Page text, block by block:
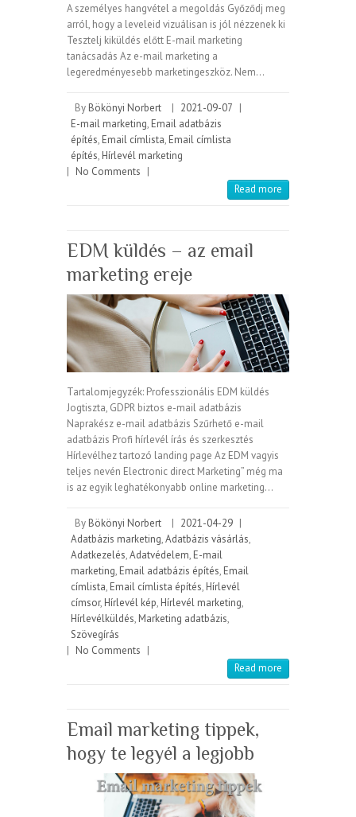
A személyes hangvétel a megoldás Győződj meg
arról, hogy a leveleid vizuálisan is jól nézzenek ki
Tesztelj kiküldés előtt E-mail marketing
tanácsadás Az e-mail marketing a
legeredményesebb marketingeszköz. Nem…
By Bökönyi Norbert | 2021-09-07 |
E-mail marketing, Email adatbázis
építés, Email címlista, Email címlista
építés, Hírlevél marketing
| No Comments |
Read more
EDM küldés – az email
marketing ereje
Tartalomjegyzék: Professzionális EDM küldés
Jogtiszta, GDPR biztos e-mail adatbázis
Naprakész e-mail adatbázis Szűrhető e-mail
adatbázis Profi hírlevél írás és szerkesztés
Hírlevélhez tartozó landing page Az EDM vagyis
teljes nevén Electronic direct Marketing” még ma
is az egyik leghatékonyabb online marketing…
By Bökönyi Norbert | 2021-04-29 |
Adatbázis marketing,Adatbázis vásárlás,
Adatkezelés,Adatvédelem, E-mail
marketing, Email adatbázis építés, Email
címlista, Email címlista építés, Hírlevél
címsor, Hírlevél kép, Hírlevél marketing,
Hírlevélküldés, Marketing adatbázis,
Szövegírás
| No Comments |
Read more
Email marketing tippek,
hogy te legyél a legjobb